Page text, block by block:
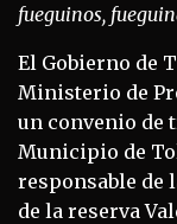
fueguinos,
El Gobierno de
Ministerio de
un convenio de
Municipio de
responsable de
de la reserva